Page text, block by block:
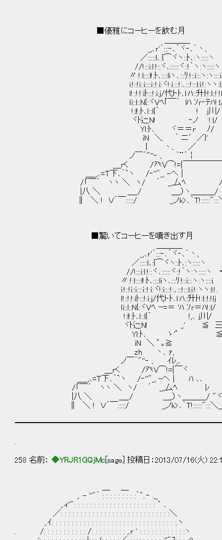
■優雅にコーヒーを飲む月
_,､ｒ'´:::‐､｀ヾ‐､｀丶、
／:::::l､:{⌒ヾヽ::ﾄ､:ヽ:::::ヽ
//!:::i:ｌ:!::ヾ､::::::ヾ::!｀ヽ:ヽ:::::ヽ
〃:!:l::::l!:ﾄ､::::liヽ､:::ﾘ:!::i:::ヽ:ヽ::::i
i:!::!i::i::::i::!:i:ヾ!:i::::!:､:::!:::l:i:!:ヽヽ
ｌ!::!:!:iﾄ:::!:i:j/代トﾄ､ｌ:ﾊ::升ﾄ
ｌi::l::N{:ヾVﾍ｢￣｀ lﾊ ｿｒ‐ﾃﾊ
!:l!:ﾄ､ｌ::l{｀ ! j川/
ヾﾄ辷N! ‐ノ !:l/
Yｌ:ﾄ､ ヾ＝＝r ﾉ/
iN ＼. ｀ ニ′／}'
丨 丶、 ／
ノ￣´"''‐ 、 ｀¨´￤
＿rく /癶V⌒!=|￣￣￣￣￣
＿_,､=Ｔ下､｀`ヽ /‐''"_, -ヘ｜
/「￣´ ヽヽ ＼ ヽ/ ´ _,,厶ﾍ ∧=
|八 ＼ ＿_/ ＿,）ヽ＿＿＿/ ヽ
∥ ＼ ! Ｖ´￣:::::/ _,ノk>､｀Ｔ!::::::":::
■驚いてコーヒーを噴き出す月
_,､ｒ'´:::‐､｀ヾ‐､｀丶、
／:::::l､:{⌒ヾヽ::ﾄ､:ヽ:::::ヽ
//!:::i:ｌ:!::ヾ､::::::ヾ::!｀ヽ:ヽ:::::ヽ
〃:!:l::::l!:ﾄ､::::liヽ､:::ﾘ:!::i:::ヽ:
i:!::!i::i::::i::!:i:ヾ!:i::::!:､
ｌ!::!:!:iﾄ:::!:i:j/代トﾄ､ｌ
ｌi::l::N{:ヾVﾍ ｰ=＝ 'ﾊ ｿｒ＝ﾊ!:l/
!:l!:ﾄ､ｌ::l{｀ !,､ j川/ ﾟ
ヾﾄ辷N! ,,' ≦
Yｌ:ﾄ､ ゝ'ﾟ ≦ 三
iN ＼ ﾟ ｡≧ 三
zh 丶、ｧ, ≧=-
ノ￣´"''‐ 、 ｲﾚ,､ ＞三
＿rく /癶V⌒!=|￣ヾ
＿_,､=Ｔ下､｀`ヽ /‐''"_, -ヘ｜ ﾊ ､､ ｀
/「￣´ ヽヽ ＼ ヽ/ ´ _,,厶ﾍ ﾚ
|八 ＼ ＿_/ ＿,）ヽ＿＿＿/ "ヾヽ｡
∥ ＼ ! Ｖ´￣:::::/ _,ノk>､｀Ｔ!::::::":::
258 名前： ◆YRJR1GQjMc [sage] 投稿日：2013/07/16(火)
,. - ''"´ : : : : : : : : :｀`..‐ .,_
,.ィ'": : : : : : : : : : : : : : : : : : : : : ` ､
／: : : : : : : : : : : : : : : : : : : : : : : : : : : :＼
,.ｲ: : : : : : : : : : : : : : : : : : : : : : : : : : : : : : : :.ヽ
. /: : : : : : : : : : : /: : : : : : : : : ,.r ' : : : : : : : : : : : :ヽ